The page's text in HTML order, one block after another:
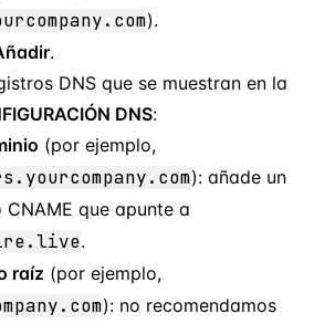
).
.
DNS que se muestran en la
DNS:
(por ejemplo,
): añade un
CNAME que apunte a
.
raíz (por ejemplo,
): no recomendamos